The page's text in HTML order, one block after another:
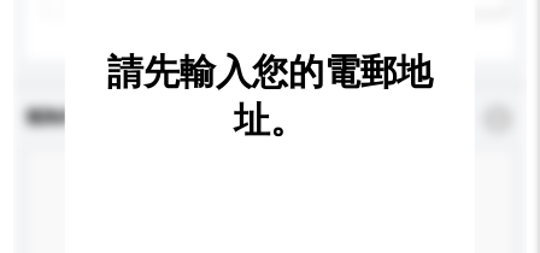
查詢內容
請先輸入您的電郵地
址。